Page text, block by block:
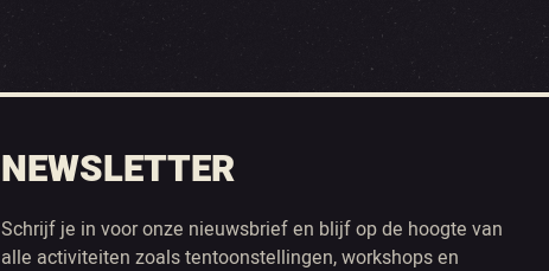
NEWSLETTER
Schrijf je in voor onze nieuwsbrief en blijf op de hoogte van
alle activiteiten zoals tentoonstellingen, workshops en